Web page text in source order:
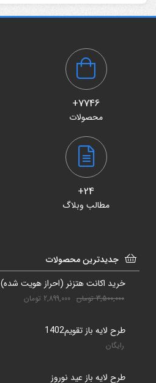
7746+
محصولات
24+
مطالب وبلاگ
جدیدترین محصولات
خرید اکانت هتزنر (احراز هویت شده)
3,500,000 تومان 2,899,000 تومان
طرح لایه باز تقویم1402
رایگان
طرح لایه باز عید نوروز